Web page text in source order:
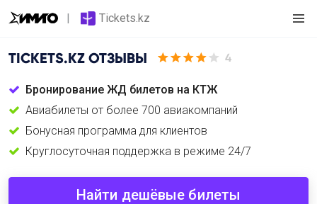
Tickets.kz
TICKETS.KZ ОТЗЫВЫ 4
Бронирование ЖД билетов на КТЖ
Авиабилеты от более 700 авиакомпаний
Бонусная программа для клиентов
Круглосуточная поддержка в режиме 24/7
Найти дешёвые билеты